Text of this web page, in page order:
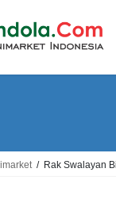
Rak Swalayan